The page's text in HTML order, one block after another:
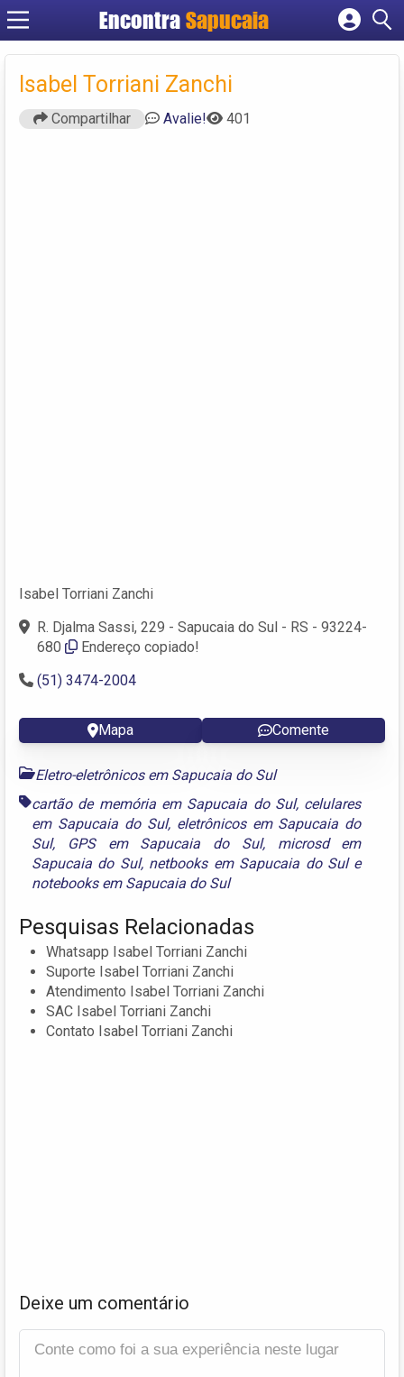
Encontra
Cadastrar empresa
Criar conta
Isabel Torriani Zanchi
Compartilhar Avalie! 401
Isabel Torriani Zanchi
R. Djalma Sassi, 229 - Sapucaia do Sul - RS - 93224-
680
Endereço copiado!
(51) 3474-2004
Mapa Comente
Eletro-eletrônicos em Sapucaia do Sul
cartão de memória em Sapucaia do Sul, celulares
em Sapucaia do Sul, eletrônicos em Sapucaia do
Sul, GPS em Sapucaia do Sul, microsd em
Sapucaia do Sul, netbooks em Sapucaia do Sule
notebooks em Sapucaia do Sul
Pesquisas Relacionadas
Whatsapp Isabel Torriani Zanchi
Suporte Isabel Torriani Zanchi
Atendimento Isabel Torriani Zanchi
SAC Isabel Torriani Zanchi
Contato Isabel Torriani Zanchi
Deixe um comentário